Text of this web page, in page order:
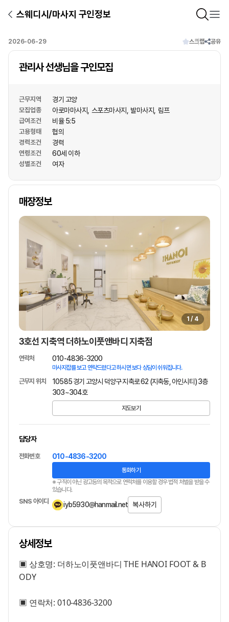
스웨디시/마사지 구인정보
2026-06-29 스크랩 공유
관리사 선생님을 구인모집
근무지역 경기 고양
모집업종 아로마마사지 스포츠마사지 발마사지 림프
급여조건 비율 5:5
고용형태 협의
경력조건 경력
연령조건 60세 이하
성별조건 여자
매장정보
1 / 4
상호명
3호선 지축역 더하노이풋앤바디 지축점
연락처 010-4836-3200
마사지잡를 보고 연락드렸다고 하시면 보다 상담이 쉬워집니다.
근무지 위치
10585 경기 고양시 덕양구 지축로 62 (지축동, 아인시티) 3층
303~304호
지도보기
담당자
전화번호 010-4836-3200
통화하기
※ 구직이 아닌 광고등의 목적으로 연락처를 이용할 경우 법적 처벌을 받을 수
있습니다.
SNS 아이디 iyb5930@hanmail.net 복사하기
상세정보
▣ 상호명: 더하노이풋앤바디 THE HANOI FOOT & B
ODY
▣ 연락처: 010-4836-3200